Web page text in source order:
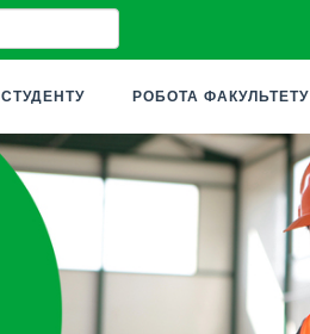
СТУДЕНТУ РОБОТА ФАКУЛЬТЕТУ